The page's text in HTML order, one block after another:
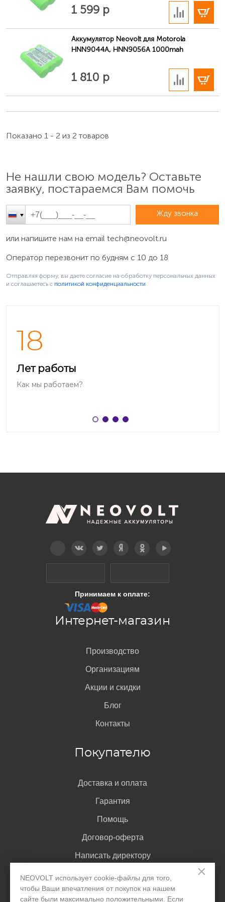
×
NEOVOLT использует cookie-файлы для того,
чтобы Ваши впечатления от покупок на нашем
сайте были максимально положительными. Если
Как найти парт-номер на аккумуляторе
внутренней стороне съёмного аккумулятора
1 599 р
Аккумулятор Neovolt для Motorola
HNN9044A, HNN9056A 1000mah
1 810 р
Показано 1 - 2 из 2 товаров
Не нашли свою модель? Оставьте
заявку, постараемся Вам помочь
Жду звонка
или напишите нам на email tech@neovolt.ru
Оператор перезвонит по будням с 10 до 18
Отправляя форму, вы даете согласие на обработку персональных данных
и соглашаетесь c политикой конфиденциальности
18
Лет работы
Как мы работаем?
Принимаем к оплате:
Интернет-магазин
Производство
Организациям
Акции и скидки
Блог
Контакты
Покупателю
Доставка и оплата
Гарантия
Помощь
Договор-оферта
Написать директору
Задать вопрос